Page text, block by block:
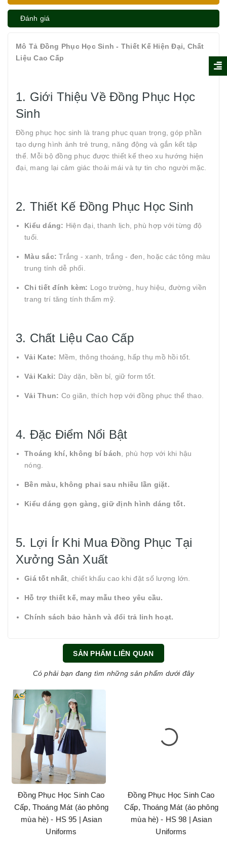
Đánh giá
Mô Tả Đồng Phục Học Sinh - Thiết Kế Hiện Đại, Chất
Liệu Cao Cấp
1. Giới Thiệu Về Đồng Phục Học
Sinh
Đồng phục học sinh là trang phục quan trọng, góp phần
tạo dựng hình ảnh trẻ trung, năng động và gắn kết tập
thể. Mỗi bộ đồng phục được thiết kế theo xu hướng hiện
đại, mang lại cảm giác thoải mái và tự tin cho người mặc.
2. Thiết Kế Đồng Phục Học Sinh
Kiểu dáng: Hiện đại, thanh lịch, phù hợp với từng độ
tuổi.
Màu sắc: Trắng - xanh, trắng - đen, hoặc các tông màu
trung tính dễ phối.
Chi tiết đính kèm: Logo trường, huy hiệu, đường viền
trang trí tăng tính thẩm mỹ.
3. Chất Liệu Cao Cấp
Vải Kate: Mềm, thông thoáng, hấp thụ mồ hồi tốt.
Vải Kaki: Dày dặn, bền bỉ, giữ form tốt.
Vải Thun: Co giãn, thích hợp với đồng phục thể thao.
4. Đặc Điểm Nổi Bật
Thoáng khí, không bí bách , phù hợp với khi hậu
nóng.
Bền màu, không phai sau nhiều lần giặt.
Kiểu dáng gọn gàng, giữ định hình dáng tốt.
5. Lợi Ír Khi Mua Đồng Phục Tại
Xưởng Sản Xuất
Giá tốt nhất , chiết khấu cao khi đặt số lượng lớn.
Hỗ trợ thiết kế, may mẫu theo yêu cầu.
Chính sách bảo hành và đổi trả linh hoạt.
SẢN PHẨM LIÊN QUAN
Có phải bạn đang tìm những sản phẩm dưới đây
Đồng Phục Học Sinh Cao
Cấp, Thoáng Mát (áo phông
mùa hè) - HS 95 | Asian
Uniforms
Đồng Phục Học Sinh Cao
Cấp, Thoáng Mát (áo phông
mùa hè) - HS 98 | Asian
Uniforms